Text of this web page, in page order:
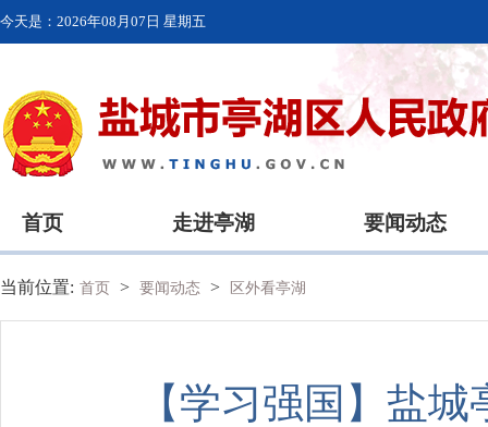
今天是： 2026年08月07日 星期五
首页 走进亭湖 要闻动态
当前位置: 首页 > 要闻动态 > 区外看亭湖
【学习强国】盐